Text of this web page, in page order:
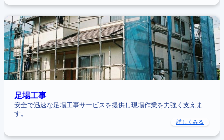
事
:
足
場
工
事
足場工事
安全で迅速な足場工事サービスを提供し現場作業を力強く支えま
す。
詳しくみる
足